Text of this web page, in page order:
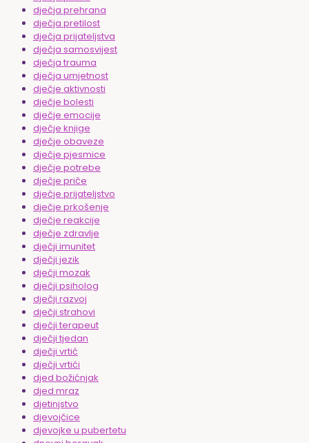
dječja prehrana
dječja pretilost
dječja prijateljstva
dječja samosvijest
dječja trauma
dječja umjetnost
dječje aktivnosti
dječje bolesti
dječje emocije
dječje knjige
dječje obaveze
dječje pjesmice
dječje potrebe
dječje priče
dječje prijateljstvo
dječje prkošenje
dječje reakcije
dječje zdravlje
dječji imunitet
dječji jezik
dječji mozak
dječji psiholog
dječji razvoj
dječji strahovi
dječji terapeut
dječji tjedan
dječji vrtić
dječji vrtići
djed božićnjak
djed mraz
djetinjstvo
djevojčice
djevojke u pubertetu